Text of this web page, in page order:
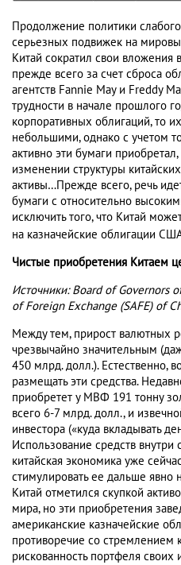
Продолжение политики
серьезных подвижек на
Китай сократил свои
прежде всего за счет сброса
агентств Fannie May и Freddy
трудности в начале прошлого
корпоративных облигаций, то
небольшими, однако с учетом
активно эти бумаги
изменении структуры
активы…Прежде всего, речь
бумаги с относительно
исключить того, что Китай
на казначейские облигации
Чистые приобретения Китаем
Источники: Board of Governors
of Foreign Exchange (SAFE) of
Между тем, прирост валютных
чрезвычайно значительным
450 млрд. долл.). Естественно,
размещать эти средства.
приобретет у МВФ 191 тонну
всего 6-7 млрд. долл., и
инвестора («куда вкладывать
Использование средств
китайская экономика уже
стимулировать ее дальше явно
Китай отметился скупкой
мира, но эти приобретения
американские казначейские
противоречие со стремлением
рискованность портфеля своих